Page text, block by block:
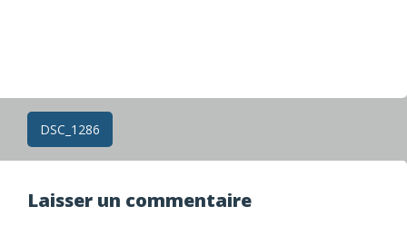
Navigation
des
articles
DSC_1286
Laisser un commentaire